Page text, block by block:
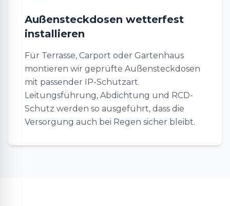
Außensteckdosen wetterfest
installieren
Für Terrasse, Carport oder Gartenhaus
montieren wir geprüfte Außensteckdosen
mit passender IP-Schutzart.
Leitungsführung, Abdichtung und RCD-
Schutz werden so ausgeführt, dass die
Versorgung auch bei Regen sicher bleibt.